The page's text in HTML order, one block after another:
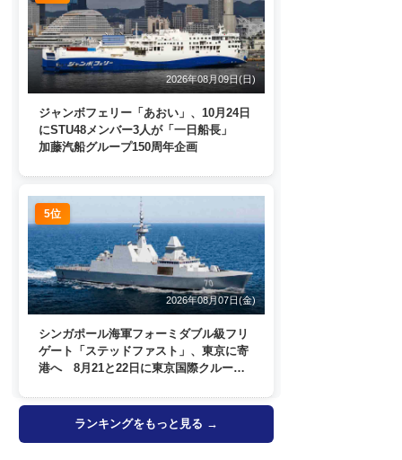
2026年08月09日(日)
ジャンボフェリー「あおい」、10月24日
にSTU48メンバー3人が「一日船長」
加藤汽船グループ150周年企画
5位
2026年08月07日(金)
シンガポール海軍フォーミダブル級フリ
ゲート「ステッドファスト」、東京に寄
港へ 8月21と22日に東京国際クルーズ
ランキングをもっと見る →